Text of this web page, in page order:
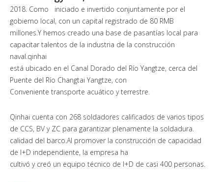
2018. Como iniciado e invertido conjuntamente por el
gobierno local, con un capital registrado de 80 RMB
millones.Y hemos creado una base de pasantías local para
capacitar talentos de la industria de la construcción
naval.qinhai
está ubicado en el Canal Dorado del Río Yangtze, cerca del
Puente del Río Changtai Yangtze, con
Conveniente transporte acuático y terrestre.
Qinhai cuenta con 268 soldadores calificados de varios tipos
de CCS, BV y ZC para garantizar plenamente la soldadura.
calidad del barco.Al promover la construcción de capacidad
de I+D independiente, la empresa ha
cultivó y creó un equipo técnico de I+D de casi 400 personas.